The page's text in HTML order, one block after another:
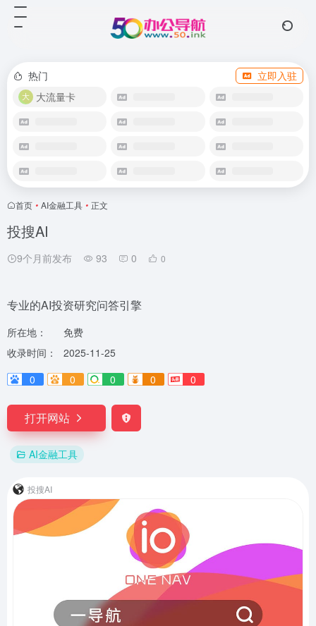
热门
立即入驻
大流量卡
首页 • AI金融工具 • 正文
投搜AI
9个月前发布 93 0 0
专业的AI投资研究问答引擎
所在地：
免费
收录时间：
2025-11-25
0
0 0 0 0
打开网站
AI金融工具
投搜AI